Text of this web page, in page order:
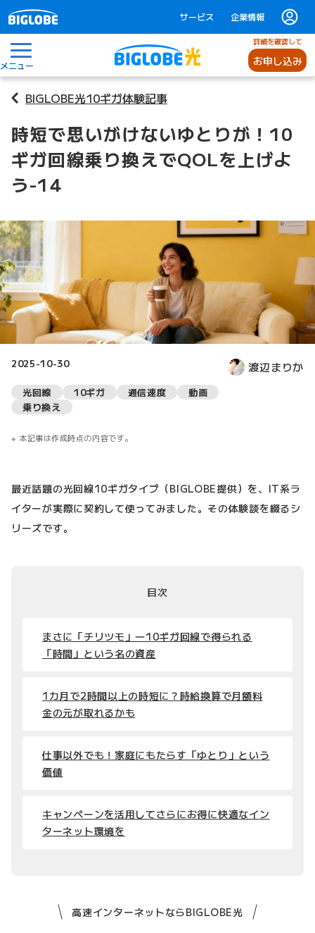
サービス 企業情報
メニュー
詳細を確認して
お申し込み
BIGLOBE光10ギガ体験記事
時短で思いがけないゆとりが！10
ギガ回線乗り換えでQOLを上げよ
う-14
2025-10-30 渡辺まりか
光回線 10ギガ 通信速度
動画
乗り換え
本記事は作成時点の内容です。
最近話題の光回線10ギガタイプ（BIGLOBE提供）を、IT系ラ
イターが実際に契約して使ってみました。その体験談を綴るシ
リーズです。
目次
まさに「チリツモ」―10ギガ回線で得られる
「時間」という名の資産
1カ月で2時間以上の時短に？時給換算で月額料
金の元が取れるかも
仕事以外でも！家庭にもたらす「ゆとり」という
価値
キャンペーンを活用してさらにお得に快適なイン
ターネット環境を
高速インターネットならBIGLOBE光